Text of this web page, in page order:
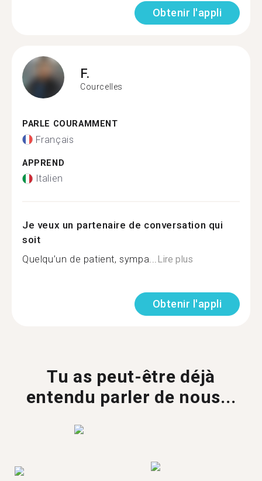
Obtenir l'appli
F.
Courcelles
PARLE COURAMMENT
Français
APPREND
Italien
Je veux un partenaire de conversation qui
soit
Quelqu’un de patient, sympa...Lire plus
Obtenir l'appli
Tu as peut-être déjà
entendu parler de nous...